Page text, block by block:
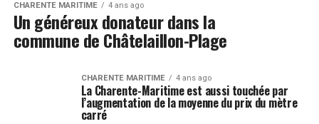
CHARENTE MARITIME 4 ans ago
Un généreux donateur dans la
commune de Châtelaillon-Plage
CHARENTE MARITIME 4 ans ago
La Charente-Maritime est aussi touchée par
l’augmentation de la moyenne du prix du mètre
carré